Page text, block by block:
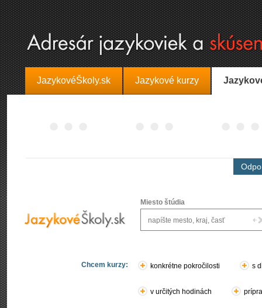
JazykovéŠkoly.sk Jazykové kurzy
Miesto štúdia
Chcem kurzy: konkrétne pokročilosti s
v určitých hodinách